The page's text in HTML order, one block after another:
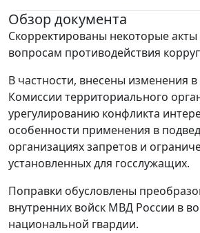
Обзор документа
Скорректированы некоторые
вопросам противодействия
В частности, внесены изменения
Комиссии территориального
урегулированию конфликта
особенности применения в
организациях запретов и
установленных для госслужащих.
Поправки обусловлены
внутренних войск МВД России в
национальной гвардии.